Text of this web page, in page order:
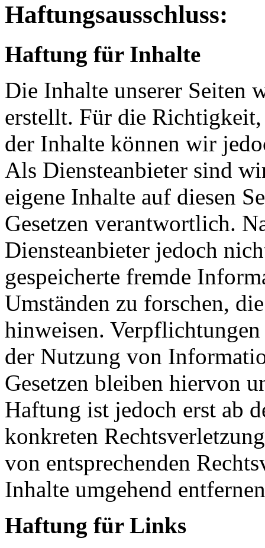
Haftungsausschluss:
Haftung für Inhalte
Die Inhalte unserer Seiten
erstellt. Für die
der Inhalte können wir
Als Diensteanbieter sind
eigene Inhalte auf diesen
Gesetzen verantwortlich.
Diensteanbieter jedoch
gespeicherte fremde
Umständen zu forschen,
hinweisen.
der Nutzung von
Gesetzen bleiben hiervon
Haftung ist jedoch erst ab
konkreten
von entsprechenden
Inhalte umgehend
Haftung für Links